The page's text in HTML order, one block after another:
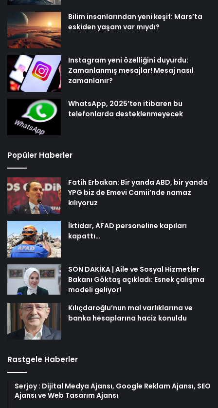
Bilim insanlarından yeni keşif: Mars’ta
eskiden yaşam var mıydı?
Instagram yeni özelliğini duyurdu:
Zamanlanmış mesajlar! Mesaj nasıl
zamanlanır?
WhatsApp, 2025’ten itibaren bu
telefonlarda desteklenmeyecek
Popüler Haberler
Fatih Erbakan: Bir yanda ABD, bir yanda
YPG biz de Emevi Camii’nde namaz
kılıyoruz
İktidar, AFAD personeline kapıları
kapattı…
SON DAKİKA | Aile ve Sosyal Hizmetler
Bakanı Göktaş açıkladı: Esnek çalışma
modeli geliyor!
Kılıçdaroğlu’nun mal varlıklarına ve
banka hesaplarına haciz konuldu
Rastgele Haberler
Serjoy : Dijital Medya Ajansı, Google Reklam Ajansı, SEO
Ajansı ve Web Tasarım Ajansı